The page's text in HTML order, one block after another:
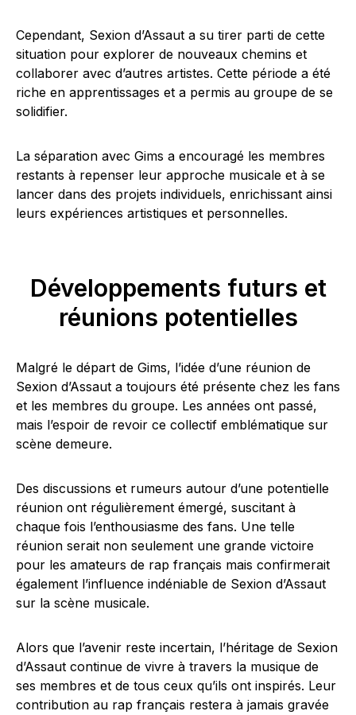
Cependant, Sexion d’Assaut a su tirer parti de cette
situation pour explorer de nouveaux chemins et
collaborer avec d’autres artistes. Cette période a été
riche en apprentissages et a permis au groupe de se
solidifier.
La séparation avec Gims a encouragé les membres
restants à repenser leur approche musicale et à se
lancer dans des projets individuels, enrichissant ainsi
leurs expériences artistiques et personnelles.
Développements futurs et
réunions potentielles
Malgré le départ de Gims, l’idée d’une réunion de
Sexion d’Assaut a toujours été présente chez les fans
et les membres du groupe. Les années ont passé,
mais l’espoir de revoir ce collectif emblématique sur
scène demeure.
Des discussions et rumeurs autour d’une potentielle
réunion ont régulièrement émergé, suscitant à
chaque fois l’enthousiasme des fans. Une telle
réunion serait non seulement une grande victoire
pour les amateurs de rap français mais confirmerait
également l’influence indéniable de Sexion d’Assaut
sur la scène musicale.
Alors que l’avenir reste incertain, l’héritage de Sexion
d’Assaut continue de vivre à travers la musique de
ses membres et de tous ceux qu’ils ont inspirés. Leur
contribution au rap français restera à jamais gravée